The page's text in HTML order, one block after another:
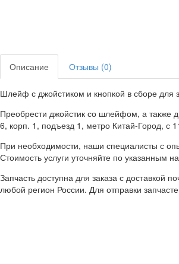
Описание Отзывы (0)
Шлейф с джойстиком и кнопкой в сборе для
Преобрести джойстик со шлейфом, а также
6, корп. 1, подъезд 1, метро Китай-Город, с
При необходимости, наши специалисты с
Стоимость услуги уточняйте по указанным
Запчасть доступна для заказа с доставкой
любой регион России. Для отправки